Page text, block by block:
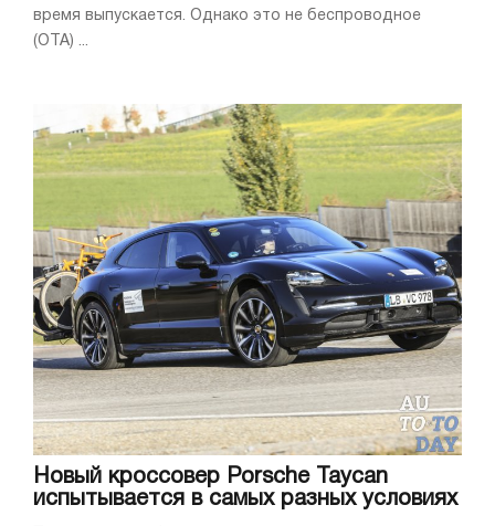
время выпускается. Однако это не беспроводное
(OTA) ...
Новый кроссовер Porsche Taycan
испытывается в самых разных условиях